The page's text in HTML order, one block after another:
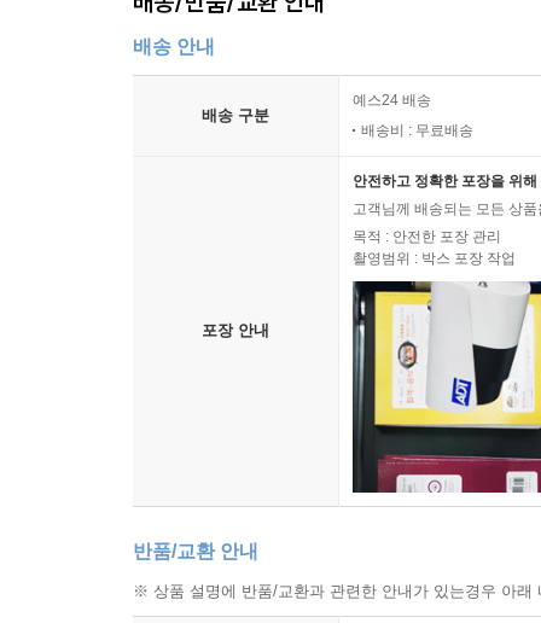
PART 02 8품사
UNIT 03 명사, 관사, 대명사
UNIT 04 형용사, 부사
UNIT 05 비교구문
UNIT 10 주어 - 동사 수일치
UNIT 14 동명사
UNIT 15 분사
배송 안내
배송 구분
예스24 배송
배송비 : 무료배송
포장 안내
안전하고 정확한 포장을 위
고객님께 배송되는 모든 상
목적 : 안전한 포장 관리
촬영범위 : 박스 포장 작업
반품/교환 안내
※ 상품 설명에 반품/교환과 관련한 안내가 있는경우 아